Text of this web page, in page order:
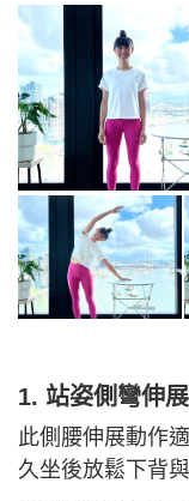
1. 站姿側彎伸
此側腰伸展動作
久坐後放鬆下背